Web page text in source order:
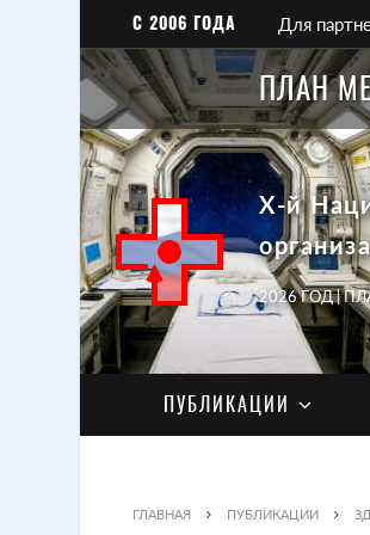
С 2006 ГОДА Для
ПЛАН
X-й
2026 ГОД |
ПУБЛИКАЦИИ
ГЛАВНАЯ ПУБЛИКАЦИИ